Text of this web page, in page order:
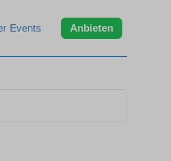
Events Anbieten